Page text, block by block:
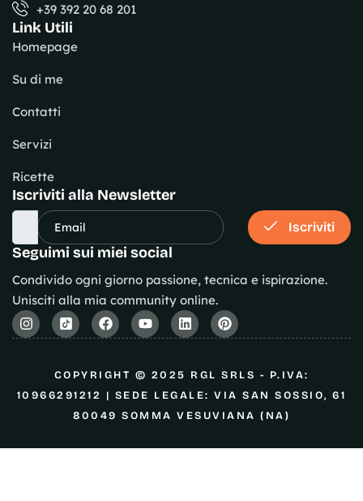
+39 392 20 68 201
Link Utili
Homepage
Su di me
Contatti
Servizi
Ricette
Iscriviti alla Newsletter
Iscriviti
Seguimi sui miei social
Condivido ogni giorno passione, tecnica e ispirazione.
Unisciti alla mia community online.
COPYRIGHT © 2025 RGL SRLS - P.IVA:
10966291212 | SEDE LEGALE: VIA SAN SOSSIO, 61
80049 SOMMA VESUVIANA (NA)